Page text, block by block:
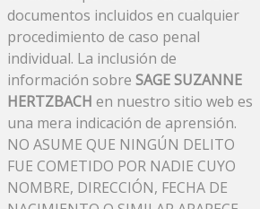
documentos incluidos en cualquier
procedimiento de caso penal
individual. La inclusión de
información sobre SAGE SUZANNE
HERTZBACH en nuestro sitio web es
una mera indicación de aprensión.
NO ASUME QUE NINGÚN DELITO
FUE COMETIDO POR NADIE CUYO
NOMBRE, DIRECCIÓN, FECHA DE